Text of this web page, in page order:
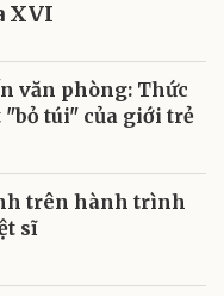
XVI
văn phòng: Thức
túi" của giới trẻ
trên hành trình
sĩ